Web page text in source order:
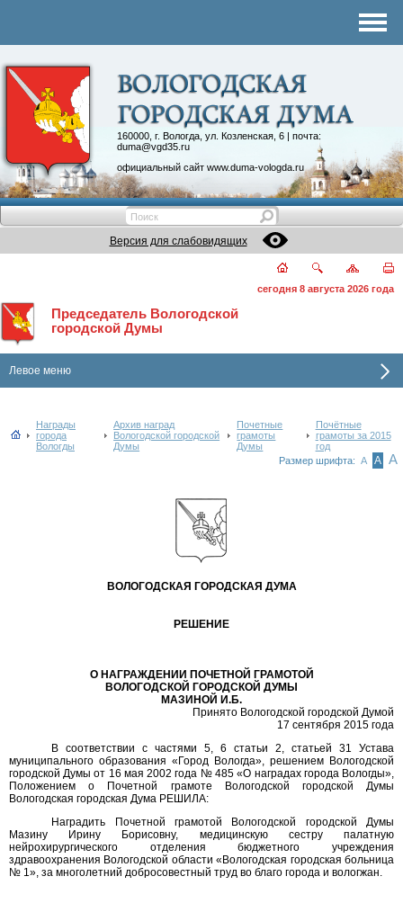
160000, г. Вологда, ул. Козленская, 6 | почта:
duma@vgd35.ru
официальный сайт www.duma-vologda.ru
Контакты
Депутатские объединения
Версия для слабовидящих
сегодня 8 августа 2026 года
Председатель Вологодской
городской Думы
Левое меню
Награды
города
Вологды
Архив наград
Вологодской городской
Думы
Почетные
грамоты
Думы
Почётные
грамоты за 2015
год
Размер шрифта: А А А
ВОЛОГОДСКАЯ ГОРОДСКАЯ ДУМА
РЕШЕНИЕ
О НАГРАЖДЕНИИ ПОЧЕТНОЙ ГРАМОТОЙ
ВОЛОГОДСКОЙ ГОРОДСКОЙ ДУМЫ
МАЗИНОЙ И.Б.
Принято Вологодской городской Думой
17 сентября 2015 года
В соответствии с частями 5, 6 статьи 2, статьей 31 Устава
муниципального образования «Город Вологда», решением Вологодской
городской Думы от 16 мая 2002 года № 485 «О наградах города Вологды»,
Положением о Почетной грамоте Вологодской городской Думы
Вологодская городская Дума РЕШИЛА:
Наградить Почетной грамотой Вологодской городской Думы
Мазину Ирину Борисовну, медицинскую сестру палатную
нейрохирургического отделения бюджетного учреждения
здравоохранения Вологодской области «Вологодская городская больница
№ 1», за многолетний добросовестный труд во благо города и вологжан.